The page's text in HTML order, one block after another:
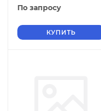
По запросу
КУПИТЬ